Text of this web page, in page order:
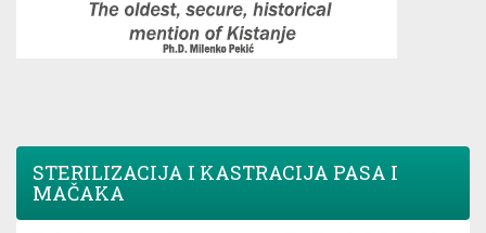
STERILIZACIJA I KASTRACIJA PASA I
MAČAKA